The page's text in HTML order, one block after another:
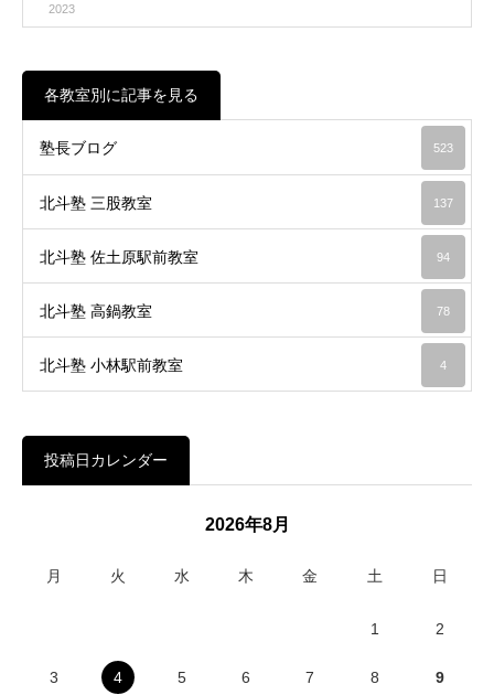
2023
各教室別に記事を見る
塾長ブログ 523
北斗塾 三股教室 137
北斗塾 佐土原駅前教室 94
北斗塾 高鍋教室 78
北斗塾 小林駅前教室 4
投稿日カレンダー
2026年8月
月 火 水 木 金 土 日
1 2
3 4 5 6 7 8 9